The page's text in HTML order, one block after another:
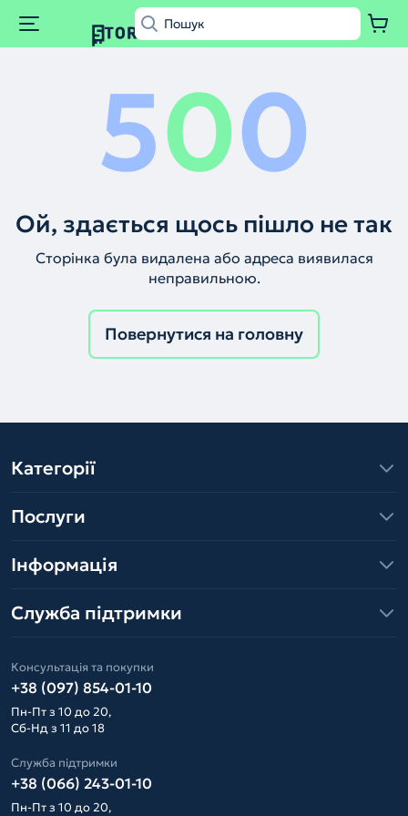
500
Ой, здається щось пішло не так
Сторінка була видалена або адреса виявилася
неправильною.
Повернутися на головну
Категорії
Послуги
Інформація
Служба підтримки
Консультація та покупки
+38 (097) 854-01-10
Пн-Пт з 10 до 20,
Сб-Нд з 11 до 18
Служба підтримки
+38 (066) 243-01-10
Пн-Пт з 10 до 20,